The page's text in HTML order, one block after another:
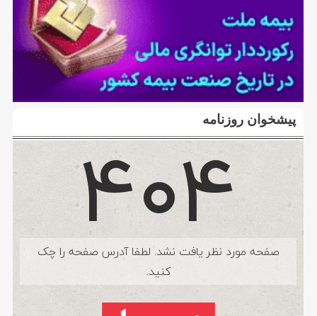
پیشخوان روزنامه